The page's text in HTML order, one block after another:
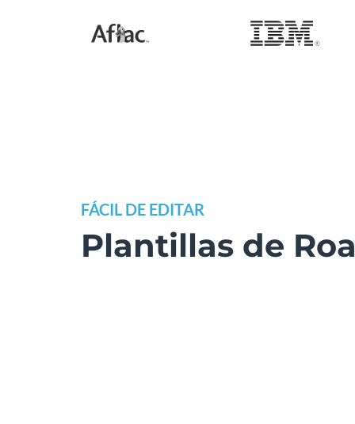
FÁCIL DE EDITAR
Plantillas de